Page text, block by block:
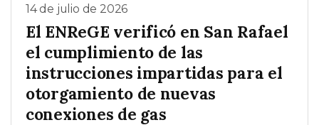
14 de julio de 2026
El ENReGE verificó en San Rafael
el cumplimiento de las
instrucciones impartidas para el
otorgamiento de nuevas
conexiones de gas